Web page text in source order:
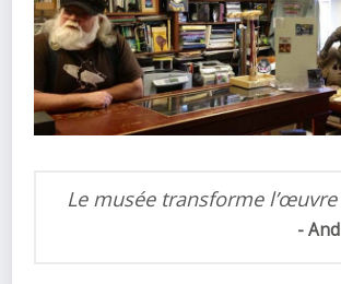
Le musée transforme